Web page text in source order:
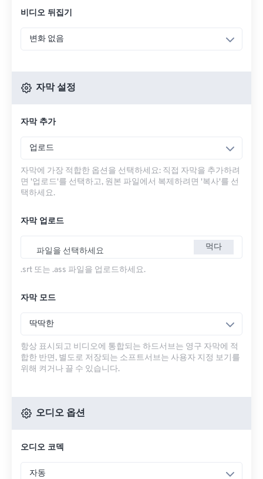
비디오 뒤집기
변화 없음
자막 설정
자막 추가
업로드
자막에 가장 적합한 옵션을 선택하세요: 직접 자막을 추가하려
면 '업로드'를 선택하고, 원본 파일에서 복제하려면 '복사'를 선
택하세요.
자막 업로드
파일을 선택하세요 먹다
.srt 또는 .ass 파일을 업로드하세요.
자막 모드
딱딱한
항상 표시되고 비디오에 통합되는 하드서브는 영구 자막에 적
합한 반면, 별도로 저장되는 소프트서브는 사용자 지정 보기를
위해 켜거나 끌 수 있습니다.
오디오 옵션
오디오 코덱
자동